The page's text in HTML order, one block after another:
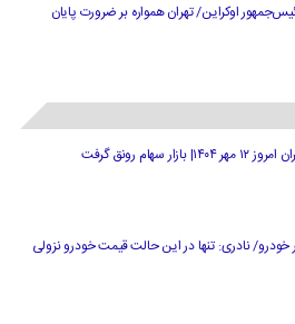
اوکراین/ تهران همواره بر ضرورت پایان
سهام رونق گرفت
خودرو/ نادری: تنها در این حالت قیمت خودرو نزولی